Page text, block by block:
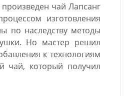
чай Лапсанг
изготовления
по наследству методы
Но мастер решил
к технологиям
чай, который получил